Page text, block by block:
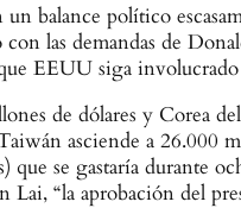
balance político
las demandas de
EEUU siga
de dólares y Corea
asciende a 26.000
se gastaría durante
“la aprobación del